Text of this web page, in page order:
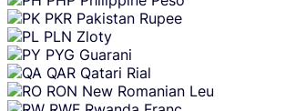
PKR Pakistan Rupee
PLN Zloty
PYG Guarani
QAR Qatari Rial
RON New Romanian Leu